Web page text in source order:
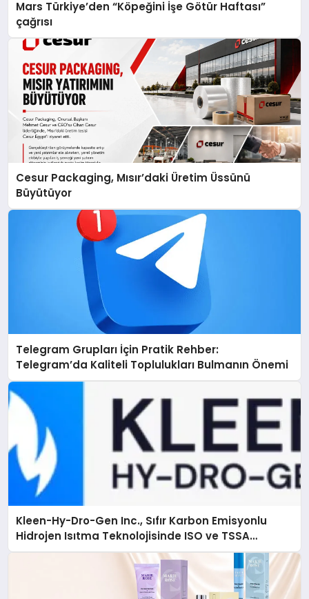
Mars Türkiye’den “Köpeğini İşe Götür Haftası”
çağrısı
Cesur Packaging, Mısır’daki Üretim Üssünü
Büyütüyor
Telegram Grupları İçin Pratik Rehber:
Telegram’da Kaliteli Toplulukları Bulmanın Önemi
Kleen-Hy-Dro-Gen Inc., Sıfır Karbon Emisyonlu
Hidrojen Isıtma Teknolojisinde ISO ve TSSA
Düzenleyici Onaylarını Aldı